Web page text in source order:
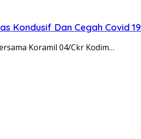
Kondusif Dan Cegah Covid 19
Koramil 04/Ckr Kodim…